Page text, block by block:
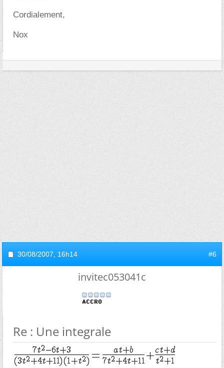
Cordialement,
Nox
30/08/2007, 16h14 #6
invitec053041c
Re : Une integrale